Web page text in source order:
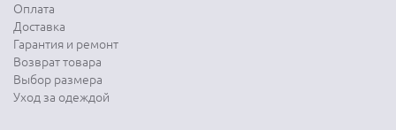
Оплата
Доставка
Гарантия и ремонт
Возврат товара
Выбор размера
Уход за одеждой